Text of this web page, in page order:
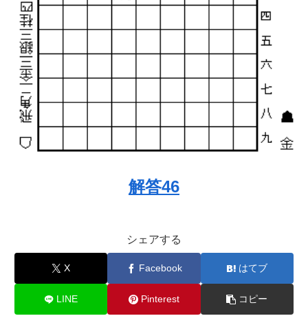
解答46
シェアする
X Facebook はてブ
LINE Pinterest コピー